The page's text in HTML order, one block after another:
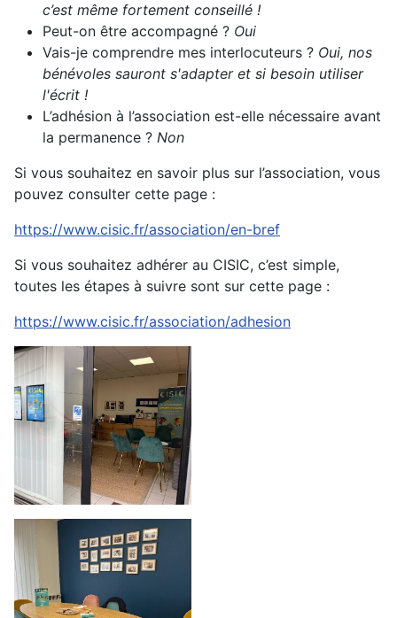
c’est même fortement conseillé !
Peut-on être accompagné ? Oui
Vais-je comprendre mes interlocuteurs ? Oui, nos
bénévoles sauront s'adapter et si besoin utiliser
l'écrit !
L’adhésion à l’association est-elle nécessaire avant
la permanence ? Non
Si vous souhaitez en savoir plus sur l’association, vous
pouvez consulter cette page :
https://www.cisic.fr/association/en-bref
Si vous souhaitez adhérer au CISIC, c’est simple,
toutes les étapes à suivre sont sur cette page :
https://www.cisic.fr/association/adhesion